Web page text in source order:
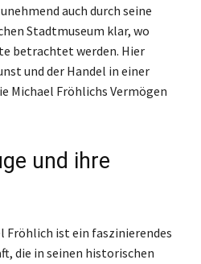
auch durch seine
Stadtmuseum klar, wo
betrachtet werden. Hier
und der Handel in einer
Michael Fröhlichs Vermögen
und ihre
Fröhlich ist ein faszinierendes
die in seinen historischen